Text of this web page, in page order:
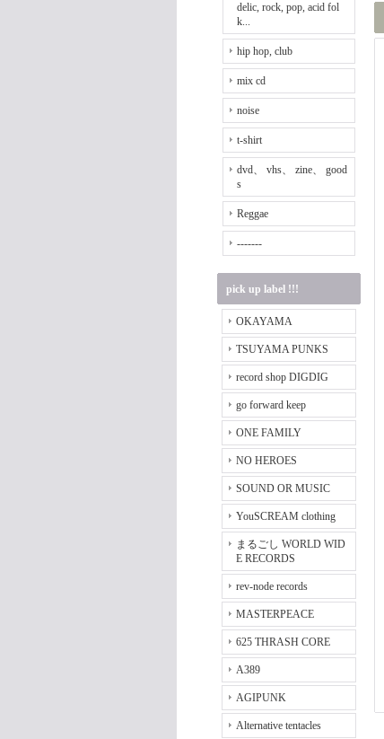
delic, rock, pop, acid fol
k...
hip hop, club
mix cd
noise
t-shirt
dvd、 vhs、 zine、 good
s
Reggae
-------
pick up label !!!
OKAYAMA
TSUYAMA PUNKS
record shop DIGDIG
go forward keep
ONE FAMILY
NO HEROES
SOUND OR MUSIC
YouSCREAM clothing
まるごし WORLD WID
E RECORDS
rev-node records
MASTERPEACE
625 THRASH CORE
A389
AGIPUNK
Alternative tentacles